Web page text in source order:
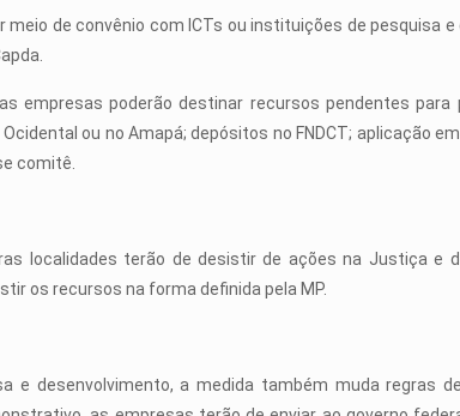
de convênio com ICTs ou instituições de pesquisa
empresas poderão destinar recursos pendentes
ou no Amapá; depósitos no FNDCT; aplicação
comitê.
localidades terão de desistir de ações na Justiça e
os recursos na forma definida pela MP.
e desenvolvimento, a medida também muda regras